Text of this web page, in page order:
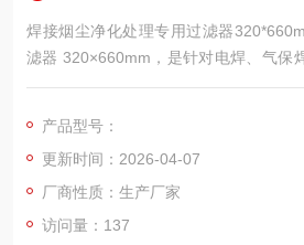
焊接烟尘净化处理专用过滤器
滤器 320×660mm，是针对电焊、气保
况研发的高效净化滤筒，外径 320mm
化物微尘，具备阻力低、清灰快、不易
专为焊烟净化器、中央焊烟除尘系统配套
产品型号：
更新时间：2026-04-07
厂商性质：生产厂家
访问量：137